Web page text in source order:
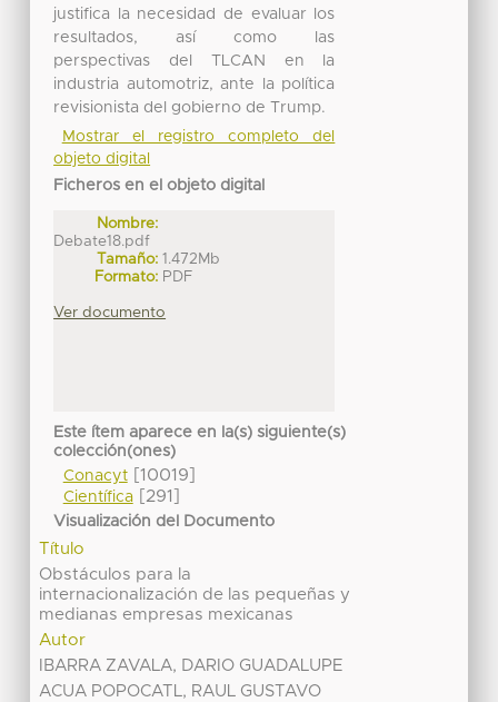
justifica la necesidad de evaluar los
resultados, así como las
perspectivas del TLCAN en la
industria automotriz, ante la política
revisionista del gobierno de Trump.
Mostrar el registro completo del
objeto digital
Ficheros en el objeto digital
Nombre:
Debate18.pdf
Tamaño: 1.472Mb
Formato: PDF
Ver documento
Este ítem aparece en la(s) siguiente(s)
colección(ones)
Conacyt[10019]
Científica[291]
Visualización del Documento
Título
Obstáculos para la
internacionalización de las pequeñas y
medianas empresas mexicanas
Autor
IBARRA ZAVALA, DARIO GUADALUPE
ACUA POPOCATL, RAUL GUSTAVO